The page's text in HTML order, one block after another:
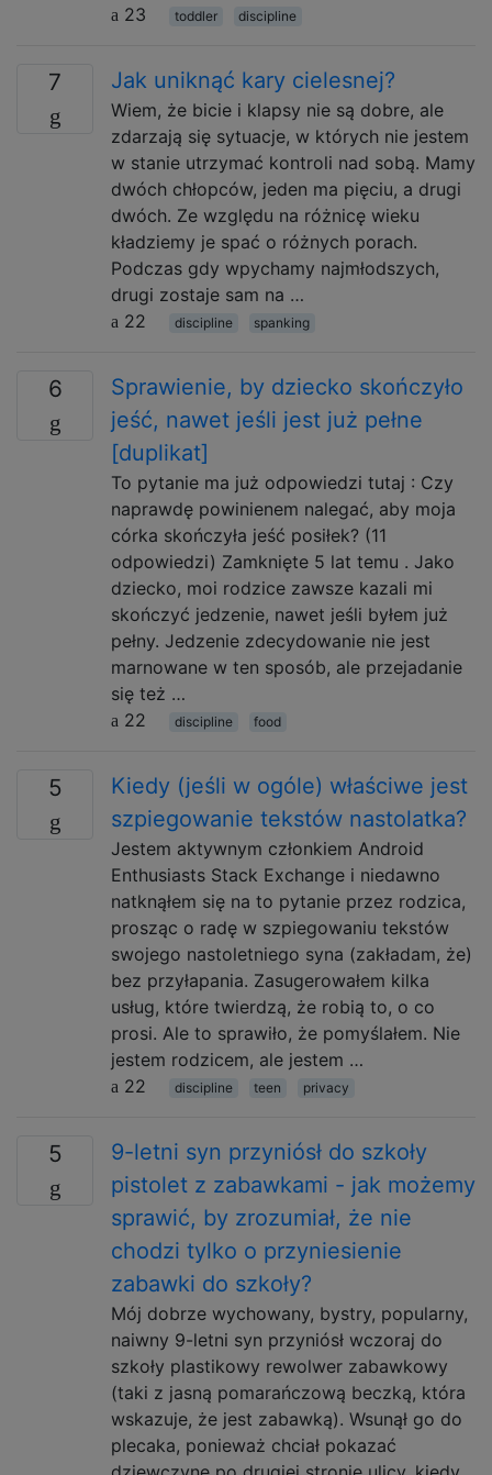
23
toddler discipline
7 Jak uniknąć kary cielesnej?
Wiem, że bicie i klapsy nie są dobre, ale
zdarzają się sytuacje, w których nie jestem
w stanie utrzymać kontroli nad sobą. Mamy
dwóch chłopców, jeden ma pięciu, a drugi
dwóch. Ze względu na różnicę wieku
kładziemy je spać o różnych porach.
Podczas gdy wpychamy najmłodszych,
drugi zostaje sam na …
22
discipline spanking
6
Sprawienie, by dziecko skończyło
jeść, nawet jeśli jest już pełne
[duplikat]
To pytanie ma już odpowiedzi tutaj : Czy
naprawdę powinienem nalegać, aby moja
córka skończyła jeść posiłek? (11
odpowiedzi) Zamknięte 5 lat temu . Jako
dziecko, moi rodzice zawsze kazali mi
skończyć jedzenie, nawet jeśli byłem już
pełny. Jedzenie zdecydowanie nie jest
marnowane w ten sposób, ale przejadanie
się też …
22
discipline food
5
Kiedy (jeśli w ogóle) właściwe jest
szpiegowanie tekstów nastolatka?
Jestem aktywnym członkiem Android
Enthusiasts Stack Exchange i niedawno
natknąłem się na to pytanie przez rodzica,
prosząc o radę w szpiegowaniu tekstów
swojego nastoletniego syna (zakładam, że)
bez przyłapania. Zasugerowałem kilka
usług, które twierdzą, że robią to, o co
prosi. Ale to sprawiło, że pomyślałem. Nie
jestem rodzicem, ale jestem …
22
discipline teen privacy
5
9-letni syn przyniósł do szkoły
pistolet z zabawkami - jak możemy
sprawić, by zrozumiał, że nie
chodzi tylko o przyniesienie
zabawki do szkoły?
Mój dobrze wychowany, bystry, popularny,
naiwny 9-letni syn przyniósł wczoraj do
szkoły plastikowy rewolwer zabawkowy
(taki z jasną pomarańczową beczką, która
wskazuje, że jest zabawką). Wsunął go do
plecaka, ponieważ chciał pokazać